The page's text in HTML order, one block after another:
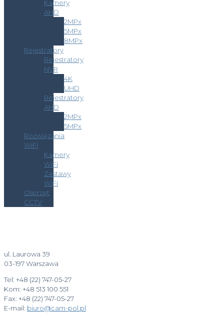
Kamery
AHD
2MPx
5MPx
8MPx
Rejestratory
Rejestratory
NVR
4K
UHD
Rejestratory
AHD
2MPx
5MPx
Rozwiązania
WiFi
Kamery
WiFi
Zestawy
WiFi
Osprzęt
CCTV
ul. Laurowa 39
03-197 Warszawa
Tel: +48 (22) 747-05-27
Kom: +48 513 100 551
Fax: +48 (22) 747-05-27
E-mail: biuro@cam-pol.pl